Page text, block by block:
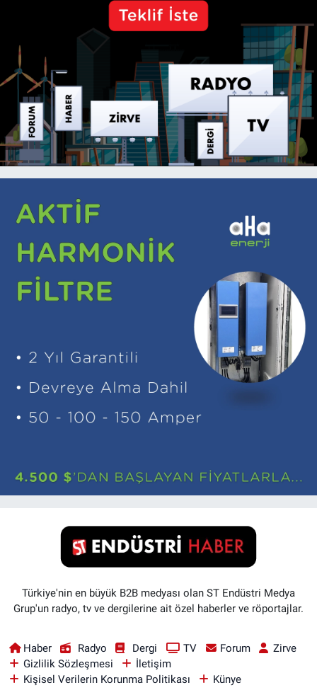
Türkiye'nin en büyük B2B medyası olan ST Endüstri Medya
Grup'un radyo, tv ve dergilerine ait özel haberler ve röportajlar.
Haber Radyo Dergi TV Forum
Zirve
Gizlilik Sözleşmesi
İletişim
Kişisel Verilerin Korunma Politikası
Künye